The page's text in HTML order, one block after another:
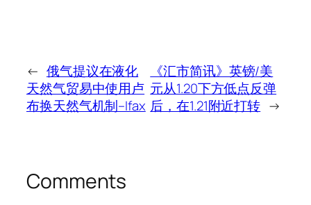
← 俄气提议在液化
天然气贸易中使用卢
布换天然气机制–Ifax
《汇市简讯》英镑/美
元从1.20下方低点反弹
后，在1.21附近打转 →
Comments